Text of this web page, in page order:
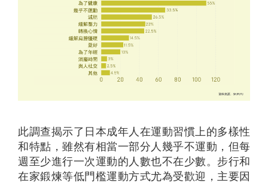
此調查揭示了日本成年人在運動習慣上的多樣性
和特點，雖然有相當一部分人幾乎不運動，但每
週至少進行一次運動的人數也不在少數。步行和
在家鍛煉等低門檻運動方式尤為受歡迎，主要因